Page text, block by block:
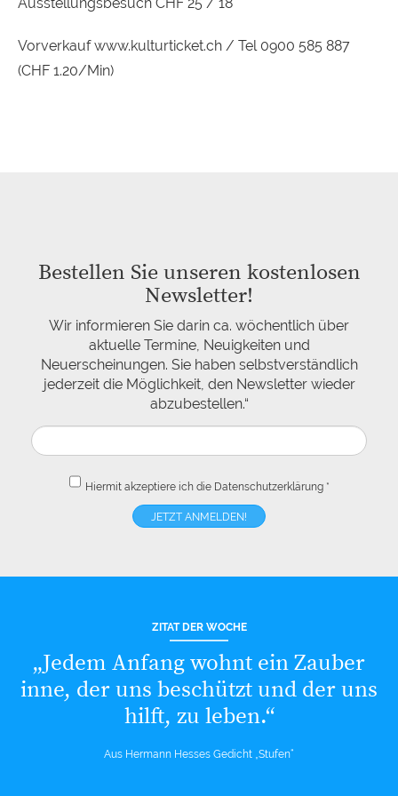
Vorverkauf www.kulturticket.ch / Tel 0900 585 887
(CHF 1.20/Min)
Bestellen Sie unseren kostenlosen
Newsletter!
Wir informieren Sie darin ca. wöchentlich über
aktuelle Termine, Neuigkeiten und
Neuerscheinungen. Sie haben selbstverständlich
jederzeit die Möglichkeit, den Newsletter wieder
abzubestellen.“
Hiermit akzeptiere ich die Datenschutzerklärung*
ZITAT DER WOCHE
„Jedem Anfang wohnt ein Zauber
inne, der uns beschützt und der uns
hilft, zu leben.“
Aus Hermann Hesses Gedicht „Stufen“